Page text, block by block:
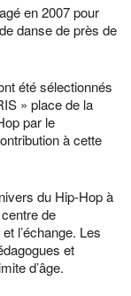
en 2007 pour
danse de près de
été sélectionnés
» place de la
par le
à cette
du Hip-Hop à
de
l’échange. Les
et
d’âge.